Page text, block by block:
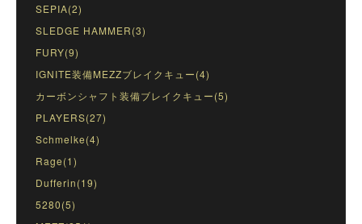
SEPIA(2)
SLEDGE HAMMER(3)
FURY(9)
IGNITE装備MEZZブレイクキュー(4)
カーボンシャフト装備ブレイクキュー(5)
PLAYERS(27)
Schmelke(4)
Rage(1)
Dufferin(19)
5280(5)